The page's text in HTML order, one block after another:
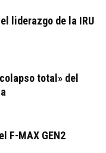
liderazgo de la IRU
total» del
F-MAX GEN2